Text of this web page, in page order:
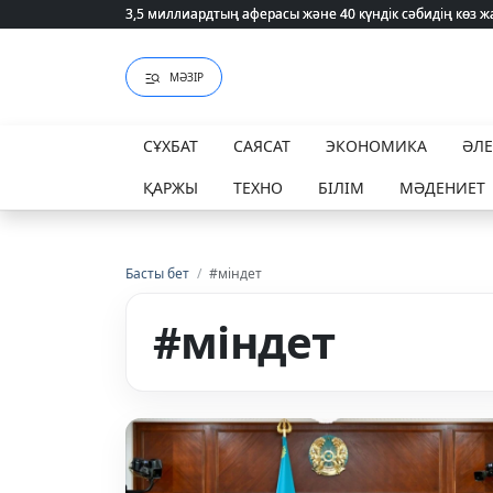
3,5 миллиардтың аферасы және 40 күндік сәбидің
3,5 миллиардтың аферасы және 40 күндік сәбидің
МӘЗІР
СҰХБАТ САЯСАТ ЭКОНОМИКА
ҚАРЖЫ
ТЕХНО БІЛІМ МӘДЕНИЕТ
Басты бет / #міндет
#міндет